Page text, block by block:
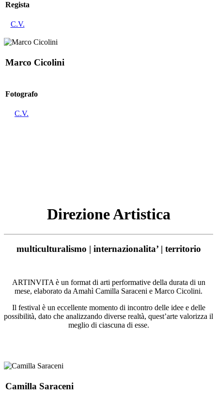
Regista
C.V.
Marco Cicolini
Fotografo
C.V.
Direzione Artistica
multiculturalismo | internazionalita’ | territorio
ARTINVITA è un format di arti performative della durata di un
mese, elaborato da Amahì Camilla Saraceni e ​Marco ​Cicolini.
Il festival è un eccellente momento di incontro delle idee e delle
possibilità, dato che analizzando diverse realtà, quest’arte valorizza il
meglio di ciascuna di esse.
Camilla Saraceni